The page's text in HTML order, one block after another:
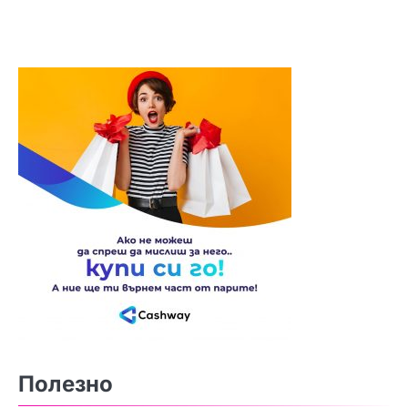
Полезно